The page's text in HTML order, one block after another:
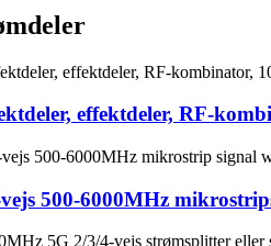
effektdeler, RF-
500-6000MHz